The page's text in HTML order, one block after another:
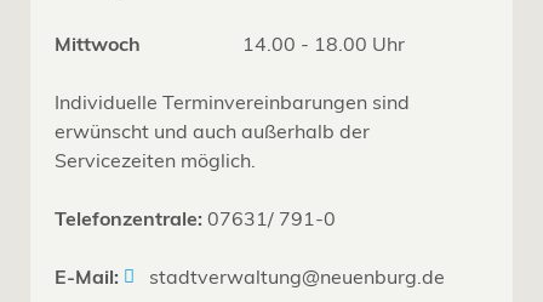
Mittwoch 14.00 - 18.00 Uhr
Individuelle Terminvereinbarungen sind
erwünscht und auch außerhalb der
Servicezeiten möglich.
Telefonzentrale: 07631/ 791-0
E-Mail: stadtverwaltung@neuenburg.de